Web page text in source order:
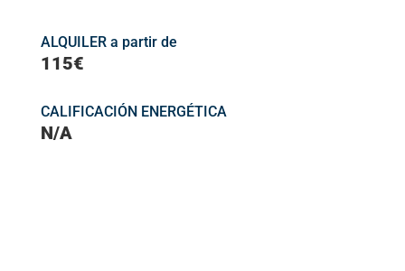
ALQUILER a partir de
115€
CALIFICACIÓN ENERGÉTICA
N/A